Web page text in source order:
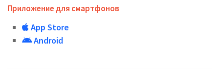
Приложение для смартфонов
App Store
Android